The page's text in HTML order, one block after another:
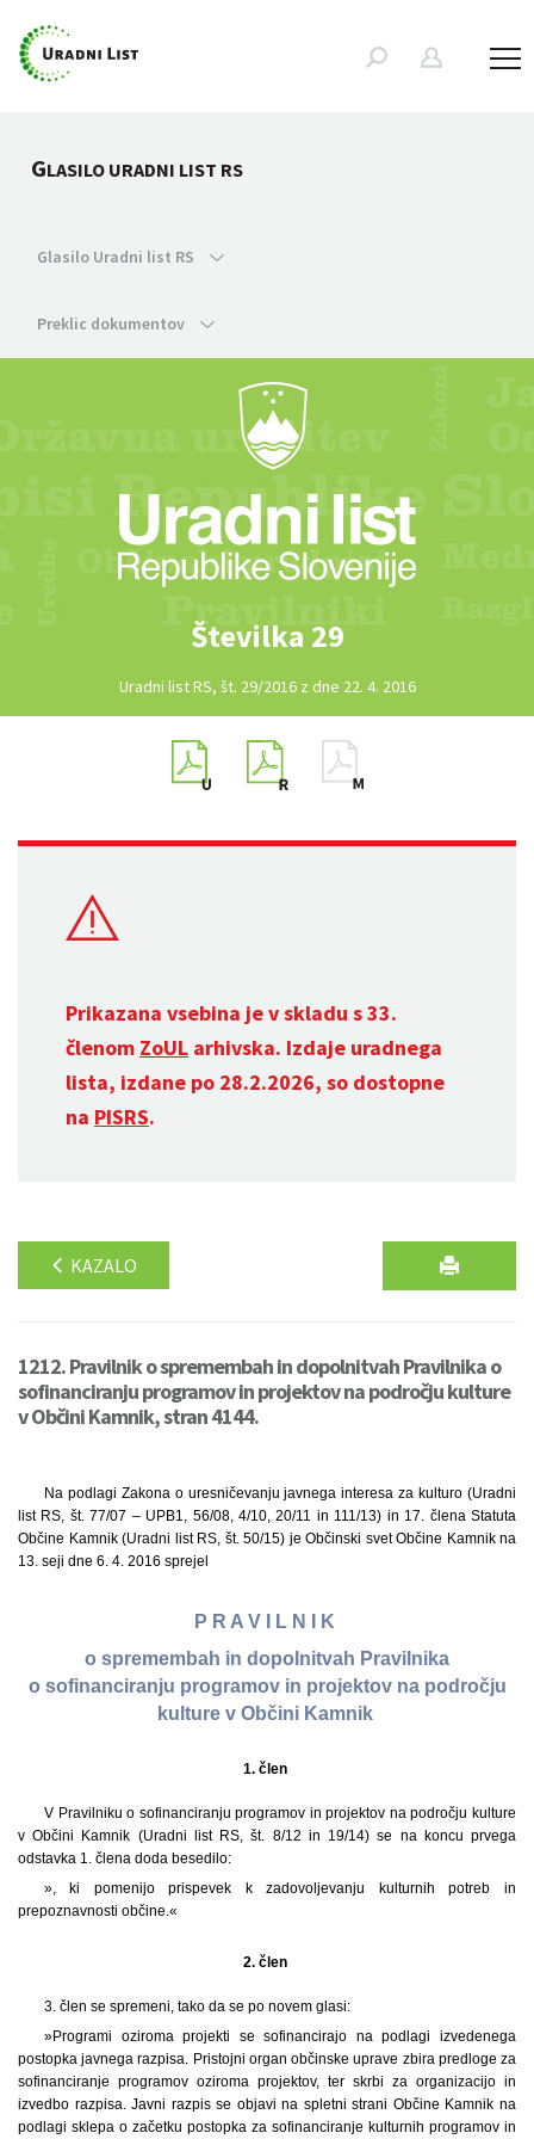
GLASILO URADNI LIST RS
Glasilo Uradni list RS
Preklic dokumentov
Številka 29
Uradni list RS, št. 29/2016 z dne 22. 4. 2016
Prikazana vsebina je v skladu s 33.
členom ZoUL arhivska. Izdaje uradnega
lista, izdane po 28.2.2026, so dostopne
na PISRS.
KAZALO
1212. Pravilnik o spremembah in dopolnitvah Pravilnika o
sofinanciranju programov in projektov na področju kulture
v Občini Kamnik, stran 4144.
Na podlagi Zakona o uresničevanju javnega interesa za kulturo (Uradni
list RS, št. 77/07 – UPB1, 56/08, 4/10, 20/11 in 111/13) in 17. člena Statuta
Občine Kamnik (Uradni list RS, št. 50/15) je Občinski svet Občine Kamnik na
13. seji dne 6. 4. 2016 sprejel
P R A V I L N I K
o spremembah in dopolnitvah Pravilnika
o sofinanciranju programov in projektov na področju
kulture v Občini Kamnik
1. člen
V Pravilniku o sofinanciranju programov in projektov na področju kulture
v Občini Kamnik (Uradni list RS, št. 8/12 in 19/14) se na koncu prvega
odstavka 1. člena doda besedilo:
», ki pomenijo prispevek k zadovoljevanju kulturnih potreb in
prepoznavnosti občine.«
2. člen
3. člen se spremeni, tako da se po novem glasi:
»Programi oziroma projekti se sofinancirajo na podlagi izvedenega
postopka javnega razpisa. Pristojni organ občinske uprave zbira predloge za
sofinanciranje programov oziroma projektov, ter skrbi za organizacijo in
izvedbo razpisa. Javni razpis se objavi na spletni strani Občine Kamnik na
podlagi sklepa o začetku postopka za sofinanciranje kulturnih programov in